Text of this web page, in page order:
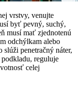
vrstvy, venujte
byť pevný, suchý,
musí mať zjednotenú
odchýlkam alebo
penetračný náter,
reguluje
celej